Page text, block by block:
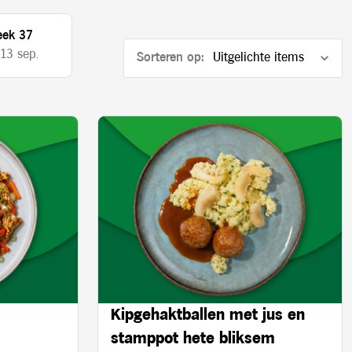
37
sep.
Sorteren op:
Kipgehaktballen met jus en
stamppot hete bliksem